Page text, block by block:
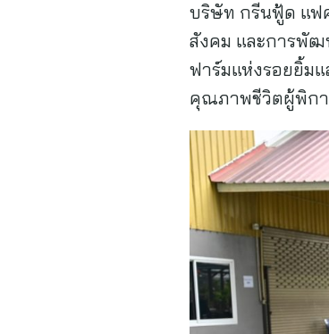
บริษัท กรีนฟู้ด แฟ
สังคม และการพัฒ
ฟาร์มแห่งรอยยิ้ม
คุณภาพชีวิตผู้พิกา